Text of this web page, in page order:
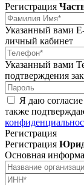
Регистрация
Указанный вами E-
личный кабинет
Указанный вами
подтверждения
Я даю
также
Регистрация
Регистрация
Основная